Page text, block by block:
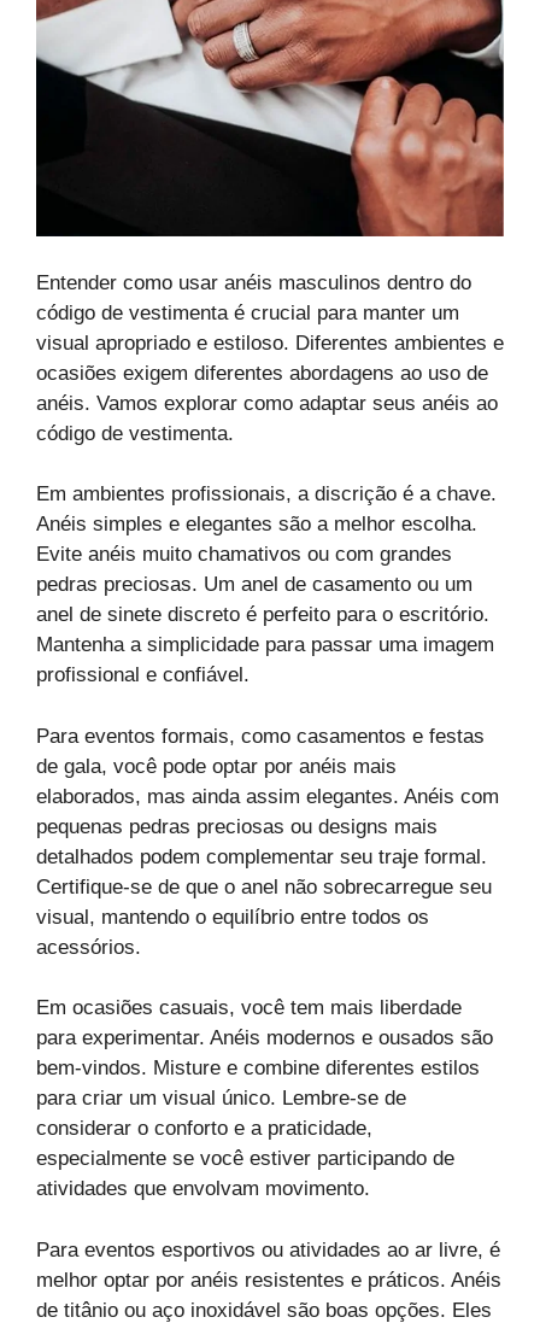
Entender como usar anéis masculinos dentro do
código de vestimenta é crucial para manter um
visual apropriado e estiloso. Diferentes ambientes e
ocasiões exigem diferentes abordagens ao uso de
anéis. Vamos explorar como adaptar seus anéis ao
código de vestimenta.
Em ambientes profissionais, a discrição é a chave.
Anéis simples e elegantes são a melhor escolha.
Evite anéis muito chamativos ou com grandes
pedras preciosas. Um anel de casamento ou um
anel de sinete discreto é perfeito para o escritório.
Mantenha a simplicidade para passar uma imagem
profissional e confiável.
Para eventos formais, como casamentos e festas
de gala, você pode optar por anéis mais
elaborados, mas ainda assim elegantes. Anéis com
pequenas pedras preciosas ou designs mais
detalhados podem complementar seu traje formal.
Certifique-se de que o anel não sobrecarregue seu
visual, mantendo o equilíbrio entre todos os
acessórios.
Em ocasiões casuais, você tem mais liberdade
para experimentar. Anéis modernos e ousados são
bem-vindos. Misture e combine diferentes estilos
para criar um visual único. Lembre-se de
considerar o conforto e a praticidade,
especialmente se você estiver participando de
atividades que envolvam movimento.
Para eventos esportivos ou atividades ao ar livre, é
melhor optar por anéis resistentes e práticos. Anéis
de titânio ou aço inoxidável são boas opções. Eles